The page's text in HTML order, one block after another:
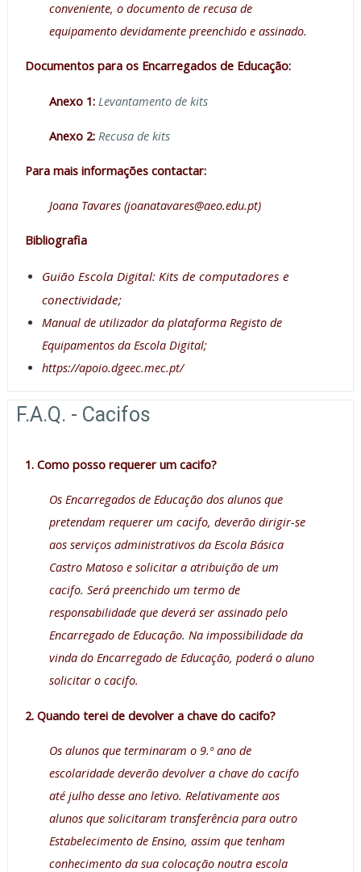
conveniente, o documento de recusa de
equipamento devidamente preenchido e assinado.
Documentos para os Encarregados de Educação:
Anexo 1: Levantamento de kits
Anexo 2: Recusa de kits
Para mais informações contactar:
Joana Tavares (joanatavares@aeo.edu.pt)
Bibliografia
Guião Escola Digital: Kits de computadores e
conectividade;
Manual de utilizador da plataforma Registo de
Equipamentos da Escola Digital;
https://apoio.dgeec.mec.pt/
F.A.Q. - Cacifos
1. Como posso requerer um cacifo?
Os Encarregados de Educação dos alunos que
pretendam requerer um cacifo, deverão dirigir-se
aos serviços administrativos da Escola Básica
Castro Matoso e solicitar a atribuição de um
cacifo. Será preenchido um termo de
responsabilidade que deverá ser assinado pelo
Encarregado de Educação. Na impossibilidade da
vinda do Encarregado de Educação, poderá o aluno
solicitar o cacifo.
2. Quando terei de devolver a chave do cacifo?
Os alunos que terminaram o 9.º ano de
escolaridade deverão devolver a chave do cacifo
até julho desse ano letivo. Relativamente aos
alunos que solicitaram transferência para outro
Estabelecimento de Ensino, assim que tenham
conhecimento da sua colocação noutra escola